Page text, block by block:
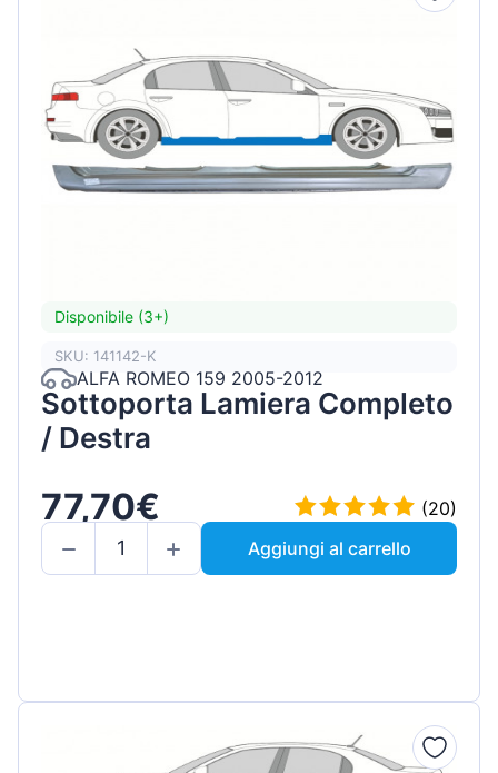
Disponibile (3+)
SKU: 141142-K
ALFA ROMEO 159 2005-2012
Sottoporta Lamiera Completo
/ Destra
77,70€
(20)
Aggiungi al carrello